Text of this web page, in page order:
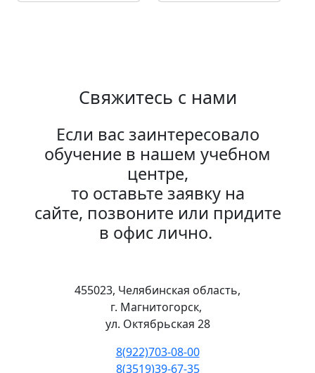
Свяжитесь с нами
Если вас заинтересовало
обучение в нашем учебном
центре,
то оставьте заявку на
сайте, позвоните или придите
в офис лично.
455023, Челябинская область,
г. Магнитогорск,
ул. Октябрьская 28
8(922)703-08-00
8(3519)39-67-35